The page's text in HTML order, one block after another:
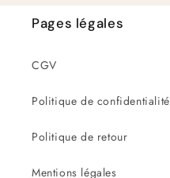
Pages légales
CGV
Politique de confidentialité
Politique de retour
Mentions légales